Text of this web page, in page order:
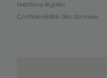
Mentions légales
Confidentialité des données